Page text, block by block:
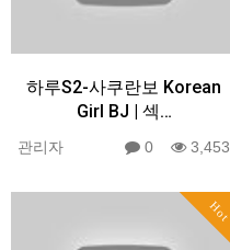
하루S2-사쿠란보 Korean
Girl BJ | 섹…
관리자 0 3,453
Hot